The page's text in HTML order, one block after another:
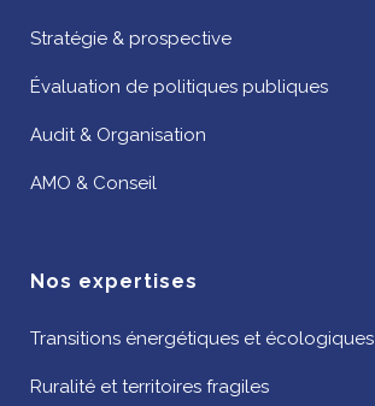
Stratégie & prospective
Évaluation de politiques publiques
Audit & Organisation
AMO & Conseil
Nos expertises
Transitions énergétiques et écologiques
Ruralité et territoires fragiles